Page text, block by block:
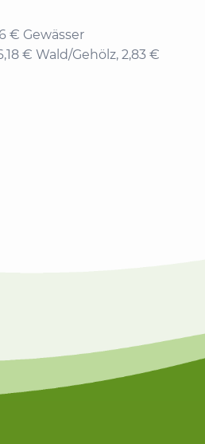
€ Gewässer
€ Wald/Gehölz, 2,83 €